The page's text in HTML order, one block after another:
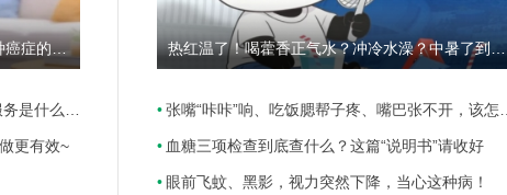
口腔溃疡总不好、脖子长包？可能是这种癌症的高危信号→
的体验？
更有效~
热红温了！喝藿香正气水？冲冷水澡？中暑了到底该咋办？
张嘴“咔咔”响、吃饭腮帮子疼、嘴巴张不开，该怎么办？
血糖三项检查到底查什么？这篇“说明书”请收好
眼前飞蚊、黑影，视力突然下降，当心这种病！